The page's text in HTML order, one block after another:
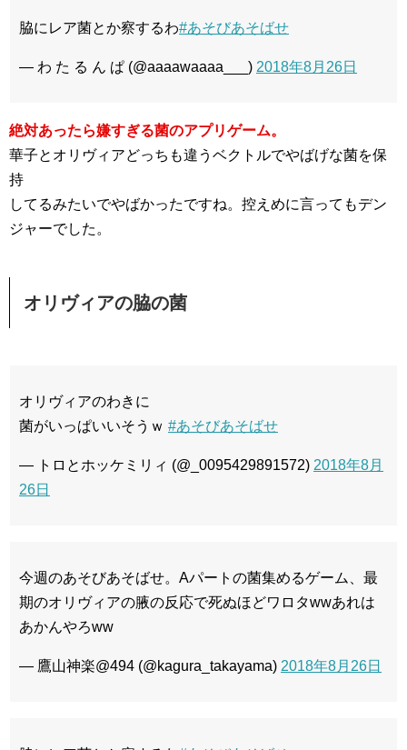
脇にレア菌とか察するわ#あそびあそばせ
— わ た る ん ぱ (@aaaawaaaa___) 2018年8月26日
絶対あったら嫌すぎる菌のアプリゲーム。
華子とオリヴィアどっちも違うベクトルでやばげな菌を保
持
してるみたいでやばかったですね。控えめに言ってもデン
ジャーでした。
オリヴィアの脇の菌
オリヴィアのわきに
菌がいっぱいいそうｗ #あそびあそばせ
— トロとホッケミリィ (@_0095429891572) 2018年8月
26日
今週のあそびあそばせ。Aパートの菌集めるゲーム、最
期のオリヴィアの腋の反応で死ぬほどワロタwwあれは
あかんやろww
— 鷹山神楽@494 (@kagura_takayama) 2018年8月26日